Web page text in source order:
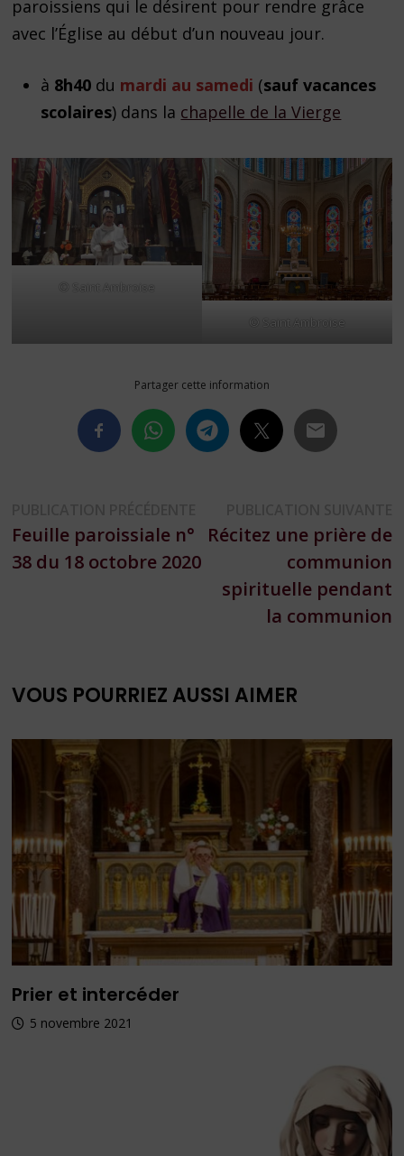
paroissiens qui le désirent pour rendre grâce
avec l’Église au début d’un nouveau jour.
à 8h40 du mardi au samedi (sauf vacances
scolaires) dans la chapelle de la Vierge
© Saint Ambroise
© Saint Ambroise
Partager cette information
de
l’article
précédente :
Feuille paroissiale n°
38 du 18 octobre 2020
Récitez une prière de
communion
spirituelle pendant
la communion
VOUS POURRIEZ AUSSI AIMER
Prier et intercéder
5 novembre 2021